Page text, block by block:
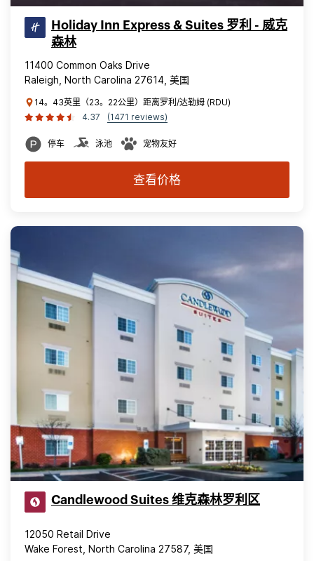
Holiday Inn Express & Suites 罗利 - 威克
森林
11400 Common Oaks Drive
Raleigh, North Carolina 27614, 美国
14。43英里（23。22公里）距离罗利/达勒姆 (RDU)
4.37
(1471 reviews)
停车 泳池 宠物友好
查看价格
Candlewood Suites 维克森林罗利区
12050 Retail Drive
Wake Forest, North Carolina 27587, 美国